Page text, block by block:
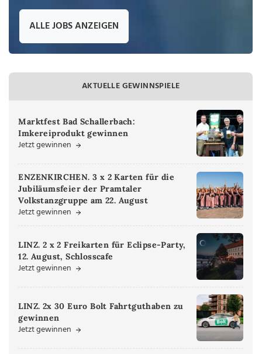
ALLE JOBS ANZEIGEN
AKTUELLE GEWINNSPIELE
Marktfest Bad Schallerbach:
Imkereiprodukt gewinnen
Jetzt gewinnen
ENZENKIRCHEN. 3 x 2 Karten für die
Jubiläumsfeier der Pramtaler
Volkstanzgruppe am 22. August
Jetzt gewinnen
LINZ. 2 x 2 Freikarten für Eclipse-Party,
12. August, Schlosscafe
Jetzt gewinnen
LINZ. 2x 30 Euro Bolt Fahrtguthaben zu
gewinnen
Jetzt gewinnen